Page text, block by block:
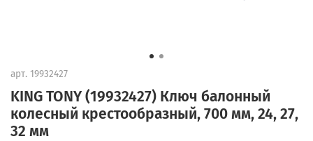
арт. 19932427
KING TONY (19932427) Ключ балонный
колесный крестообразный, 700 мм, 24, 27,
32 мм